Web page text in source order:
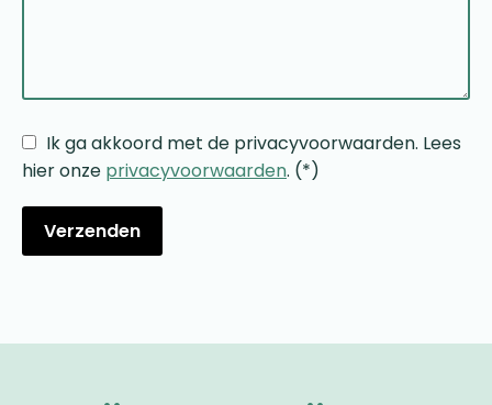
Ik ga akkoord met de privacyvoorwaarden. Lees
hier onze privacyvoorwaarden. (*)